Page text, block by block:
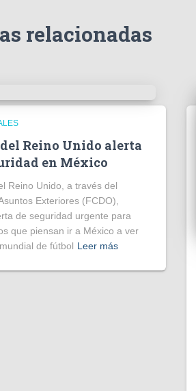
relacionadas
Reino Unido alerta
en México
Reino Unido, a través del
Exteriores (FCDO),
de seguridad urgente para
que piensan ir a México a ver
de fútbol Leer más